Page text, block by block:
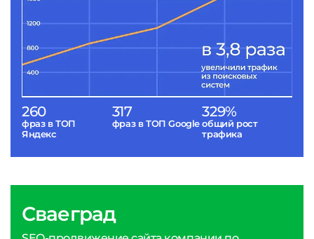
260
фраз в ТОП
Яндекс
317
фраз в ТОП Google
329%
общий рост
трафика
Сваеград